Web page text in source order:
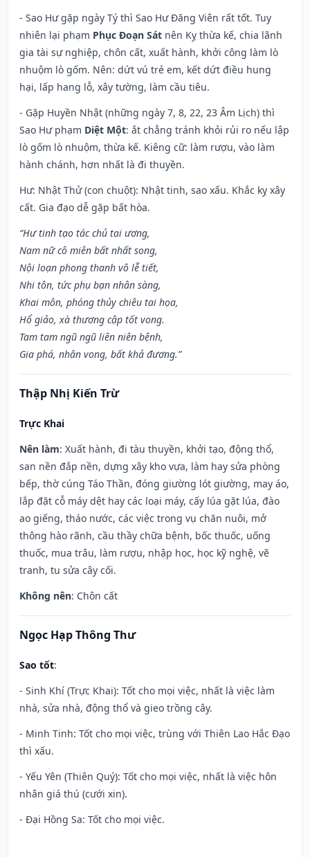
- Sao Hư gặp ngày Tý thì Sao Hư Đăng Viên rất tốt. Tuy
nhiên lại phạm Phục Đoạn Sát nên Kỵ thừa kế, chia lãnh
gia tài sự nghiệp, chôn cất, xuất hành, khởi công làm lò
nhuộm lò gốm. Nên: dứt vú trẻ em, kết dứt điều hung
hại, lấp hang lỗ, xây tường, làm cầu tiêu.
- Gặp Huyền Nhật (những ngày 7, 8, 22, 23 Âm Lịch) thì
Sao Hư phạm Diệt Một: ắt chẳng tránh khỏi rủi ro nếu lập
lò gốm lò nhuộm, thừa kế. Kiêng cữ: làm rượu, vào làm
hành chánh, hơn nhất là đi thuyền.
Hư: Nhật Thử (con chuột): Nhật tinh, sao xấu. Khắc kỵ xây
cất. Gia đạo dễ gặp bất hòa.
“Hư tinh tạo tác chủ tai ương,
Nam nữ cô miên bất nhất song,
Nội loạn phong thanh vô lễ tiết,
Nhi tôn, tức phụ bạn nhân sàng,
Khai môn, phóng thủy chiêu tai họa,
Hổ giảo, xà thương cập tốt vong.
Tam tam ngũ ngũ liên niên bệnh,
Gia phá, nhân vong, bất khả đương.”
Thập Nhị Kiến Trừ
Trực Khai
Nên làm: Xuất hành, đi tàu thuyền, khởi tạo, động thổ,
san nền đắp nền, dựng xây kho vựa, làm hay sửa phòng
bếp, thờ cúng Táo Thần, đóng giường lót giường, may áo,
lắp đặt cỗ máy dệt hay các loại máy, cấy lúa gặt lúa, đào
ao giếng, tháo nước, các việc trong vụ chăn nuôi, mở
thông hào rãnh, cầu thầy chữa bệnh, bốc thuốc, uống
thuốc, mua trâu, làm rượu, nhập học, học kỹ nghệ, vẽ
tranh, tu sửa cây cối.
Không nên: Chôn cất
Ngọc Hạp Thông Thư
Sao tốt:
- Sinh Khí (Trực Khai): Tốt cho mọi việc, nhất là việc làm
nhà, sửa nhà, động thổ và gieo trồng cây.
- Minh Tinh: Tốt cho mọi việc, trùng với Thiên Lao Hắc Đạo
thì xấu.
- Yếu Yên (Thiên Quý): Tốt cho mọi việc, nhất là việc hôn
nhân giá thú (cưới xin).
- Đại Hồng Sa: Tốt cho mọi việc.